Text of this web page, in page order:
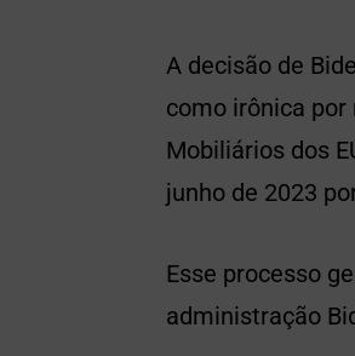
A decisão de
como irônica
Mobiliários dos
junho de 2023
Esse processo
administração